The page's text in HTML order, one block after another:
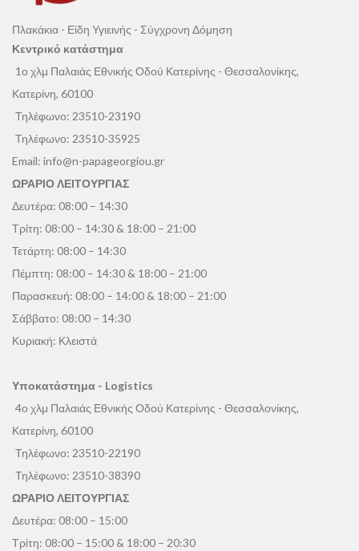
Πλακάκια - Είδη Υγιεινής - Σύγχρονη Δόμηση
Κεντρικό κατάστημα
1ο χλμ Παλαιάς Εθνικής Οδού Κατερίνης - Θεσσαλονίκης,
Κατερίνη, 60100
Τηλέφωνο: 23510-23190
Τηλέφωνο: 23510-35925
Email: info@n-papageorgiou.gr
ΩΡΑΡΙΟ ΛΕΙΤΟΥΡΓΙΑΣ
Δευτέρα: 08:00 – 14:30
Τρίτη: 08:00 – 14:30 & 18:00 – 21:00
Τετάρτη: 08:00 – 14:30
Πέμπτη: 08:00 – 14:30 & 18:00 – 21:00
Παρασκευή: 08:00 – 14:00 & 18:00 – 21:00
Σάββατο: 08:00 – 14:30
Κυριακή: Κλειστά
Υποκατάστημα - Logistics
4ο χλμ Παλαιάς Εθνικής Οδού Κατερίνης - Θεσσαλονίκης,
Κατερίνη, 60100
Τηλέφωνο: 23510-22190
Τηλέφωνο: 23510-38390
ΩΡΑΡΙΟ ΛΕΙΤΟΥΡΓΙΑΣ
Δευτέρα: 08:00 – 15:00
Τρίτη: 08:00 – 15:00 & 18:00 – 20:30